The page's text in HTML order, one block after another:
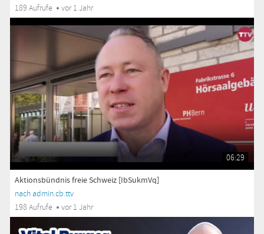
189 Aufrufe
vor 1 Jahr
06:29
Aktionsbündnis freie Schweiz [IbSukmVq]
nach admin.cb.ttv
198 Aufrufe
vor 1 Jahr